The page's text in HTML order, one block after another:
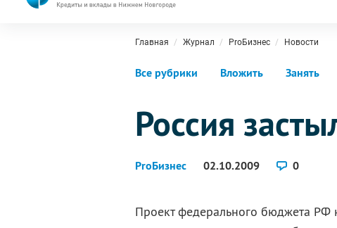
Главная Журнал ProБизнес Новости
Все рубрики Вложить Занять
Россия
ProБизнес 02.10.2009 0
Проект федерального бюджета РФ